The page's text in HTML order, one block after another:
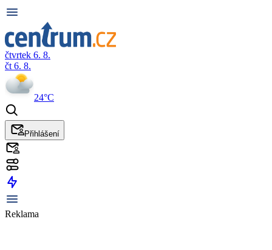
čtvrtek 6. 8.
čt 6. 8.
24°C
Přihlášení
Reklama